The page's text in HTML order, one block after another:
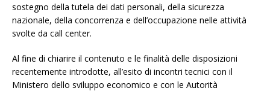
sostegno della tutela dei dati personali, della sicurezza
nazionale, della concorrenza e dell’occupazione nelle attività
svolte da call center.
Al fine di chiarire il contenuto e le finalità delle disposizioni
recentemente introdotte, all’esito di incontri tecnici con il
Ministero dello sviluppo economico e con le Autorità